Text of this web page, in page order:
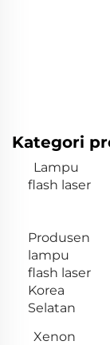
Kategori
Lampu
flash laser
Produsen
lampu
flash laser
Korea
Selatan
Xenon